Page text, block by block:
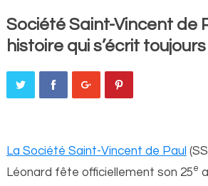
Société Saint-Vincent de
histoire qui s’écrit toujours
La Société Saint-Vincent de Paul
Léonard fête officiellement son 25e